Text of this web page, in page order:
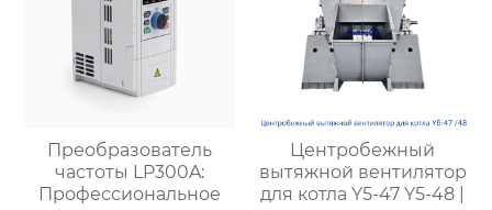
Преобразователь
частоты LP300A:
Профессиональное
Центробежный
вытяжной вентилятор
для котла Y5-47 Y5-48 |